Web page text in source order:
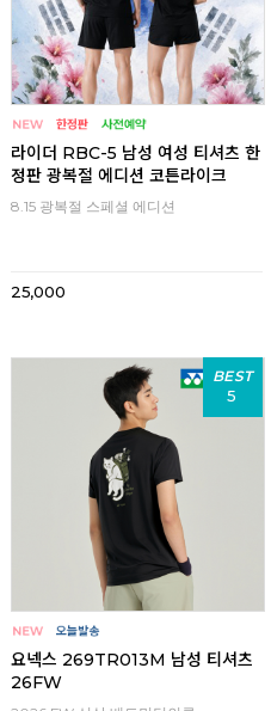
라이더 RBC-5 남성 여성 티셔츠 한
정판 광복절 에디션 코튼라이크
8.15 광복절 스페셜 에디션
25,000
BEST
5
요넥스 269TR013M 남성 티셔츠
26FW